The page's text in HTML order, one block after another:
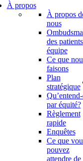
À propos
À propos
nous
des
équipe
Ce que
faisons
Plan
stratégique
par équité?
Règlement
rapide
Enquêtes
Ce que
pouvez
attendre de